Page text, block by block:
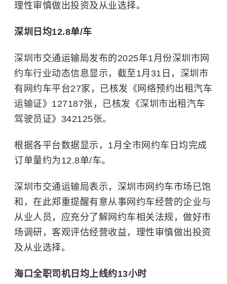
理性审慎做出投资及从业选择。
深圳日均12.8单/车
深圳市交通运输局发布的2025年1月份深圳市网
约车行业动态信息显示，截至1月31日，深圳市
有网约车平台27家，已核发《网络预约出租汽车
运输证》127187张，已核发《深圳市出租汽车
驾驶员证》342125张。
根据各平台数据显示，1月全市网约车日均完成
订单量约为12.8单/车。
深圳市交通运输局表示，深圳市网约车市场已饱
和，在此郑重提醒有意从事网约车经营的企业与
从业人员，应充分了解网约车相关法规，做好市
场调研，客观评估经营收益，理性审慎做出投资
及从业选择。
海口全职司机日均上线约13小时